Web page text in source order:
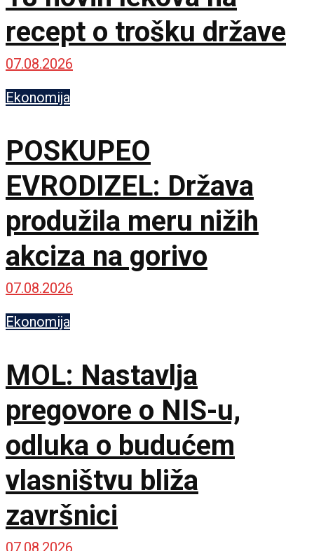
recept o trošku države
07.08.2026
Ekonomija
POSKUPEO
EVRODIZEL: Država
produžila meru nižih
akciza na gorivo
07.08.2026
Ekonomija
MOL: Nastavlja
pregovore o NIS-u,
odluka o budućem
vlasništvu bliža
završnici
07.08.2026